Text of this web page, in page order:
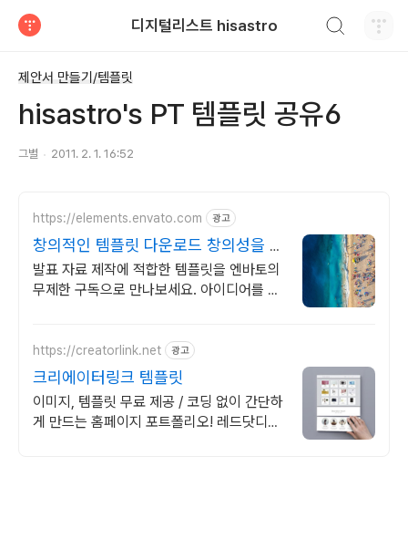
디지털리스트 hisastro
제안서 만들기/템플릿
hisastro's PT 템플릿 공유6
그별 2011. 2. 1. 16:52
https://elements.envato.com 광고
창의적인 템플릿 다운로드 창의성을 채
우는 아카이브
발표 자료 제작에 적합한 템플릿을 엔바토의
무제한 구독으로 만나보세요. 아이디어를 현
https://creatorlink.net 광고
크리에이터링크 템플릿
이미지, 템플릿 무료 제공 / 코딩 없이 간단하
게 만드는 홈페이지 포트폴리오! 레드닷디자